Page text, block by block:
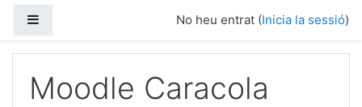
No heu entrat (Inicia la sessió)
Moodle Caracola